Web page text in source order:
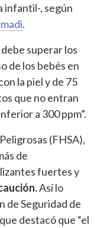
infantil-, según
.
superar los
de los bebés en
la piel y de 75
que no entran
a 300 ppm”.
(FHSA),
de
fuertes y
Así lo
de Seguridad de
destacó que “el